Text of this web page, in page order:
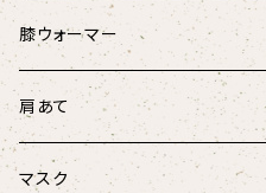
フローラル・ボタニカル
春風リボンウォーマー
にゃんこ柄
羽毛のラウンドベッド
けりぐるみ
にゃんこ柄リボンウォーマー
キャンディーケット
膝ウォーマー
ほっこり膝ウォーマー3D
肩あて
ボア肩あて
マスク